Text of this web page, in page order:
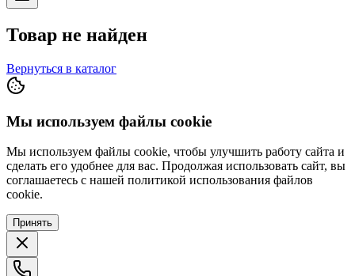
Товар не найден
Вернуться в каталог
Мы используем файлы cookie
Мы используем файлы cookie, чтобы улучшить работу сайта и
сделать его удобнее для вас. Продолжая использовать сайт, вы
соглашаетесь с нашей политикой использования файлов
cookie.
Принять